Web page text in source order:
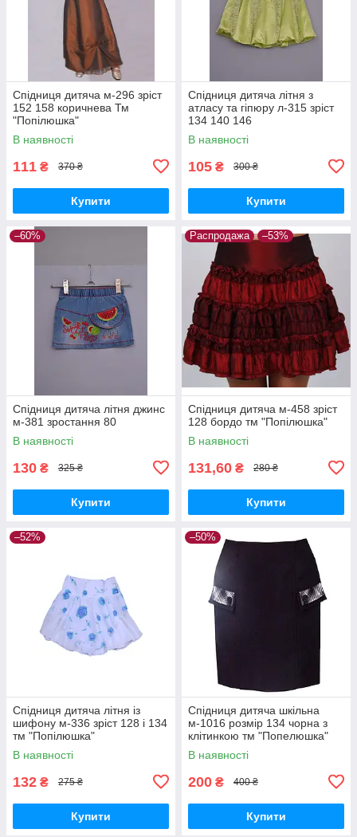
Спідниця дитяча м-296 зріст
152 158 коричнева Тм
"Попілюшка"
В наявності
111 ₴ 370 ₴
Купити
Спідниця дитяча літня з
атласу та гіпюру л-315 зріст
134 140 146
В наявності
105 ₴ 300 ₴
Купити
–60%
Спідниця дитяча літня джинс
м-381 зростання 80
В наявності
130 ₴ 325 ₴
Купити
Распродажа –53%
Спідниця дитяча м-458 зріст
128 бордо тм "Попілюшка"
В наявності
131,60 ₴ 280 ₴
Купити
–52%
Спідниця дитяча літня із
шифону м-336 зріст 128 і 134
тм "Попілюшка"
В наявності
132 ₴ 275 ₴
Купити
–50%
Спідниця дитяча шкільна
м-1016 розмір 134 чорна з
клітинкою тм "Попелюшка"
В наявності
200 ₴ 400 ₴
Купити